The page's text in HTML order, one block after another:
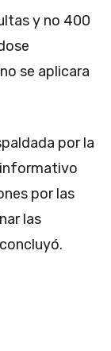
y no 400
se aplicara
por la
por las
las